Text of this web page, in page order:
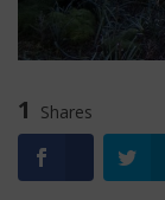
1
Shares